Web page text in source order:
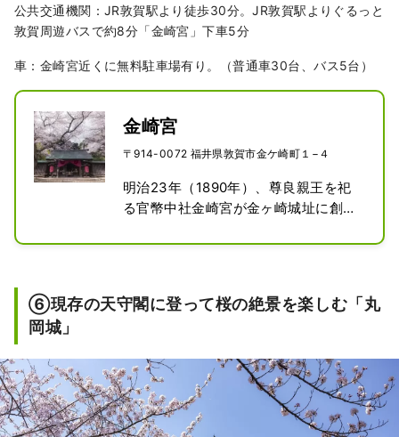
公共交通機関：JR敦賀駅より徒歩30分。JR敦賀駅よりぐるっと
敦賀周遊バスで約8分「金崎宮」下車5分
車：金崎宮近くに無料駐車場有り。（普通車30台、バス5台）
金崎宮
〒914-0072 福井県敦賀市金ケ崎町１−４
明治23年（1890年）、尊良親王を祀
る官幣中社金崎宮が金ヶ崎城址に創立
愛成就」「難解突破」などにご利益が
⑥現存の天守閣に登って桜の絶景を楽しむ「丸
岡城」